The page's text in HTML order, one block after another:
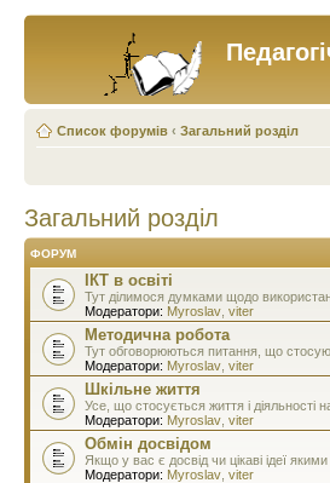
Список форумів ‹ Загальний розділ
Загальний розділ
ФОРУМ
ІКТ в освіті
Тут ділимося думками щодо
Модератори: Myroslav viter
Методична робота
Тут обговорюються питання, що
Модератори: Myroslav viter
Шкільне життя
Усе, що стосується життя і діяльності
Модератори: Myroslav viter
Обмін досвідом
Якщо у вас є досвід чи цікаві ідеї
Модератори: Myroslav viter